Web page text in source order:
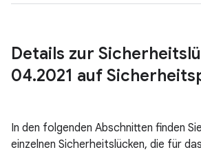
Details zur
04.2021 auf
In den folgenden Abschnitten finden
einzelnen Sicherheitslücken, die für